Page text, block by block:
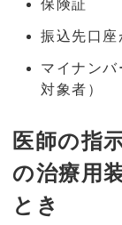
保険証
振込先口座
マイナン
対象者）
医師の指
の治療用
とき